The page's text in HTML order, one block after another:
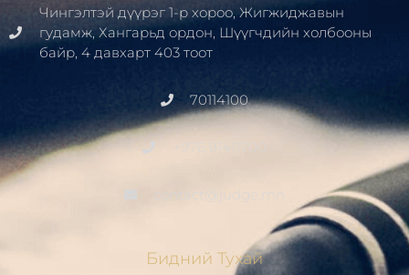
Чингэлтэй дүүрэг 1-р хороо, Жигжиджавын
гудамж, Хангарьд ордон, Шүүгчдийн холбооны
байр, 4 давхарт 403 тоот
70114100
contact@judge.mn
Бидний Тухай